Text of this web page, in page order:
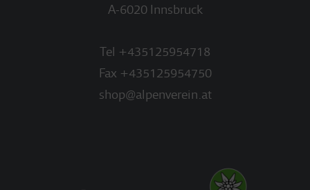
A-6020 Innsbruck
Tel +435125954718
Fax +435125954750
shop@alpenverein.at